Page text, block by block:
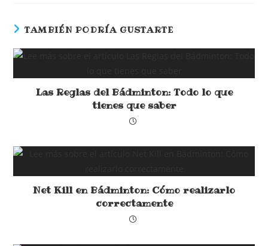
TAMBIÉN PODRÍA GUSTARTE
Las Reglas del Bádminton: Todo lo que
tienes que saber
Net Kill en Bádminton: Cómo realizarlo
correctamente